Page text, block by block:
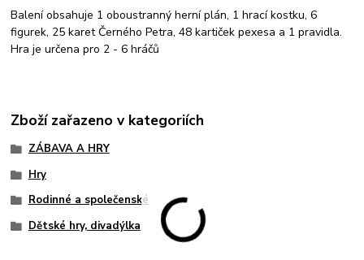
Balení obsahuje 1 oboustranný herní plán, 1 hrací kostku, 6
figurek, 25 karet Černého Petra, 48 kartiček pexesa a 1 pravidla.
Hra je určena pro 2 - 6 hráčů
Zboží zařazeno v kategoriích
ZÁBAVA A HRY
Hry
Rodinné a společenské
Dětské hry, divadýlka